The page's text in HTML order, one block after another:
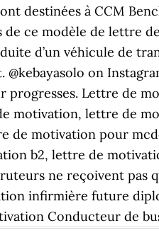
destinées à CCM
de ce modèle de lettre
d’un véhicule de
on
progresses. Lettre de
motivation, lettre de
de motivation pour
b2, lettre de
ne reçoivent pas
infirmière future
Conducteur de